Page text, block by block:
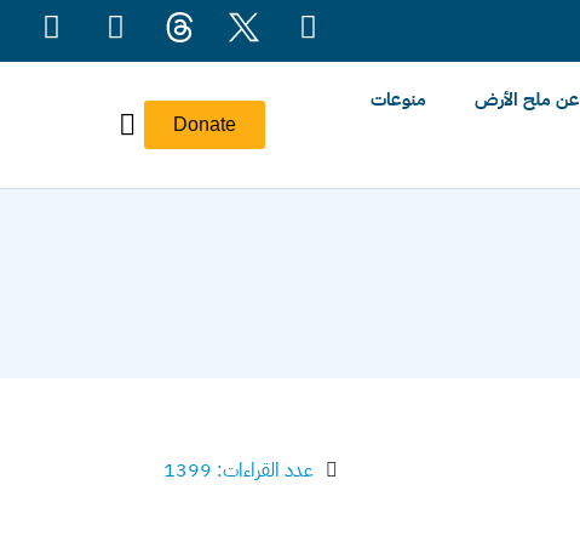
Donate
عن ملح الأرض
منوعات
عدد القراءات: 1399